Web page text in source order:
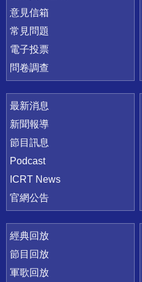
意見信箱
常見問題
電子投票
問卷調查
最新消息
新聞報導
節目訊息
Podcast
ICRT News
官網公告
經典回放
節目回放
軍歌回放